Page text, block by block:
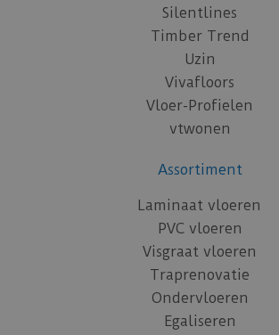
Silentlines
Timber Trend
Uzin
Vivafloors
Vloer-Profielen
vtwonen
Assortiment
Laminaat vloeren
PVC vloeren
Visgraat vloeren
Traprenovatie
Ondervloeren
Egaliseren